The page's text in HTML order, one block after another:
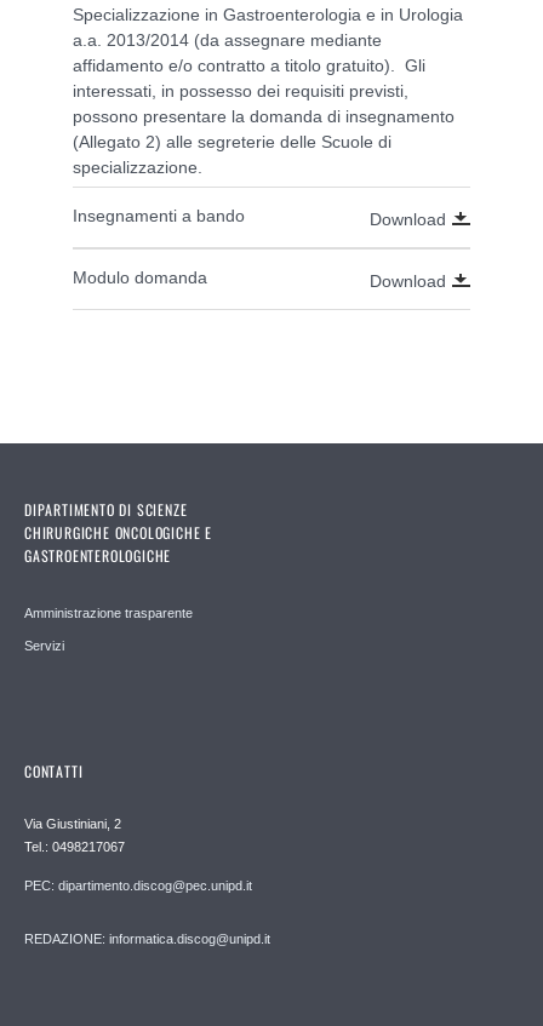
Specializzazione in Gastroenterologia e in Urologia
a.a. 2013/2014 (da assegnare mediante
affidamento e/o contratto a titolo gratuito). Gli
interessati, in possesso dei requisiti previsti,
possono presentare la domanda di insegnamento
(Allegato 2) alle segreterie delle Scuole di
specializzazione.
Insegnamenti a bando Download
Modulo domanda Download
DIPARTIMENTO DI SCIENZE
CHIRURGICHE ONCOLOGICHE E
GASTROENTEROLOGICHE
Amministrazione trasparente
Servizi
CONTATTI
Via Giustiniani, 2
Tel.: 0498217067
PEC: dipartimento.discog@pec.unipd.it
REDAZIONE: informatica.discog@unipd.it